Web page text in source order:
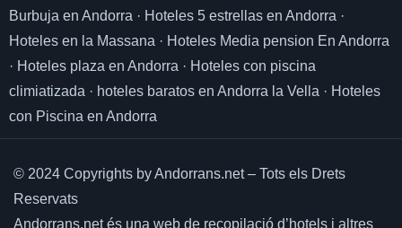
Burbuja en Andorra · Hoteles 5 estrellas en Andorra ·
Hoteles en la Massana · Hoteles Media pension En Andorra
· Hoteles plaza en Andorra · Hoteles con piscina
climiatizada · hoteles baratos en Andorra la Vella · Hoteles
con Piscina en Andorra
© 2024 Copyrights by Andorrans.net – Tots els Drets
Reservats
Andorrans.net és una web de recopilació d’hotels i altres